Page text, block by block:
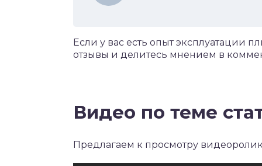
Если у вас есть опыт эксплуатации
отзывы и делитесь мнением в
Видео по теме
Предлагаем к просмотру видеоролик